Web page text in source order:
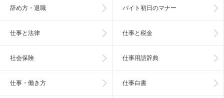
辞め方・退職 バイト初日のマナー
仕事と法律 仕事と税金
社会保険 仕事用語辞典
仕事・働き方 仕事白書